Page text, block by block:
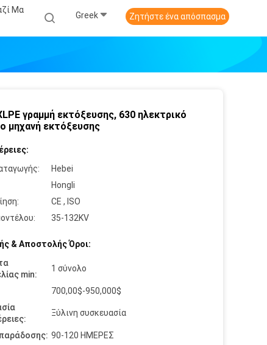
Μα
Greek Ζητήστε ένα απόσπασμα
γραμμή εκτόξευσης, 630 ηλεκτρικό
μηχανή εκτόξευσης
Hebei
Hongli
CE , ISO
35-132KV
& Αποστολής Όροι:
min:
1 σύνολο
700,00$-950,000$
Ξύλινη συσκευασία
90-120 ΗΜΕΡΕΣ